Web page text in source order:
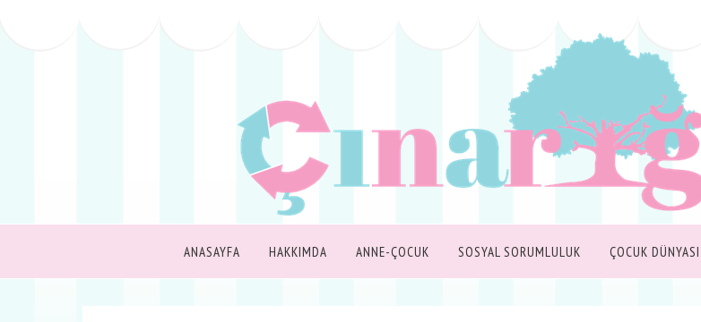
ANASAYFA HAKKIMDA ANNE-ÇOCUK SOSYAL SORUMLULUK ÇOCUK DÜNYASI